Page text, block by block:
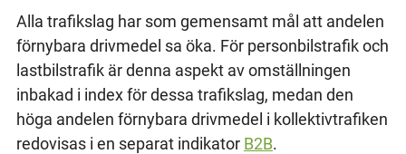
Alla trafikslag har som gemensamt mål att andelen
förnybara drivmedel sa öka. För personbilstrafik och
lastbilstrafik är denna aspekt av omställningen
inbakad i index för dessa trafikslag, medan den
höga andelen förnybara drivmedel i kollektivtrafiken
redovisas i en separat indikator B2B.